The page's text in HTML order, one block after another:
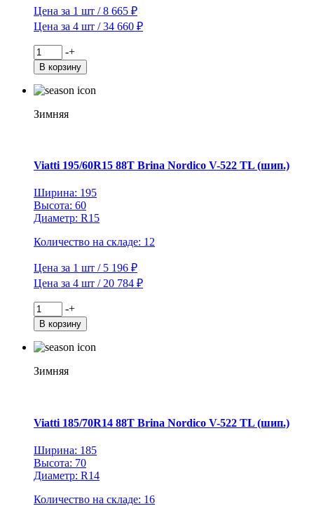
Цена за 1 шт / 8 665 ₽
Цена за 4 шт / 34 660 ₽
Количество
товара
Viatti
195/70R15C
Vettore
TL
-+
В корзину
Зимняя
Viatti 195/60R15 88T Brina Nordico V-522 TL (шип.)
Ширина: 195
Высота: 60
Диаметр: R15
Количество на складе: 12
Цена за 1 шт / 5 196 ₽
Цена за 4 шт / 20 784 ₽
Количество
товара
Viatti
195/60R15
Brina
TL
-+
В корзину
Зимняя
Viatti 185/70R14 88T Brina Nordico V-522 TL (шип.)
Ширина: 185
Высота: 70
Диаметр: R14
Количество на складе: 16